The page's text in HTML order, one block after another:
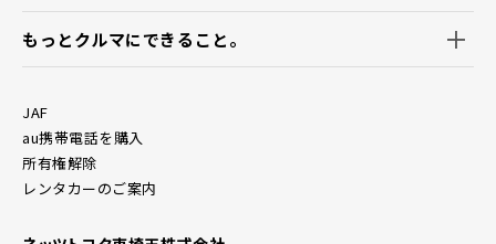
もっとクルマにできること。
JAF
au携帯電話を購入
所有権解除
レンタカーのご案内